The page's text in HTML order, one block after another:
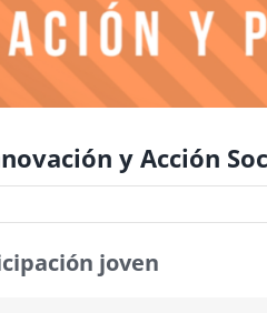
y Acción
joven